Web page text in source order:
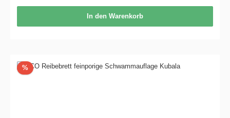
In den Warenkorb
%Rabatt